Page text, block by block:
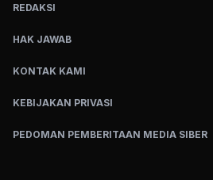
REDAKSI
HAK JAWAB
KONTAK KAMI
KEBIJAKAN PRIVASI
PEDOMAN PEMBERITAAN MEDIA SIBER